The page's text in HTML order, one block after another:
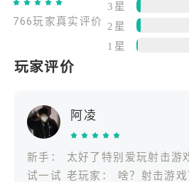
创意-进入无限创意无限的世界
戏，探索无数社区创造。前往
特色岛屿。
后面？拿出他们的封面获得优势
装备-登上战车并进入您最喜欢
集装备，与对手作战！最后一
766玩家真实评价
3星
2星
1星
玩家评价
阿凌
新手： 太好了特别爱玩射击游
试一试 老玩家： 啥？射击游戏？ 这不是建筑